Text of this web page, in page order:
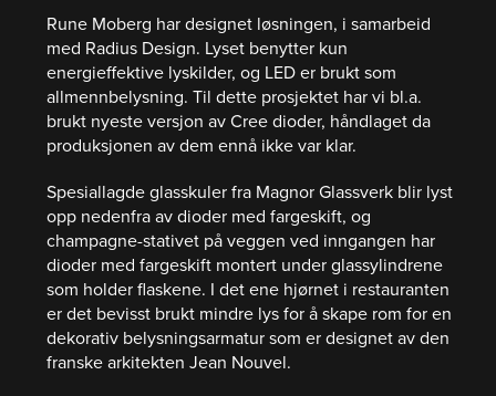
Rune Moberg har designet løsningen, i samarbeid
med Radius Design. Lyset benytter kun
energieffektive lyskilder, og LED er brukt som
allmennbelysning. Til dette prosjektet har vi bl.a.
brukt nyeste versjon av Cree dioder, håndlaget da
produksjonen av dem ennå ikke var klar.
Spesiallagde glasskuler fra Magnor Glassverk blir lyst
opp nedenfra av dioder med fargeskift, og
champagne-stativet på veggen ved inngangen har
dioder med fargeskift montert under glassylindrene
som holder flaskene. I det ene hjørnet i restauranten
er det bevisst brukt mindre lys for å skape rom for en
dekorativ belysningsarmatur som er designet av den
franske arkitekten Jean Nouvel.